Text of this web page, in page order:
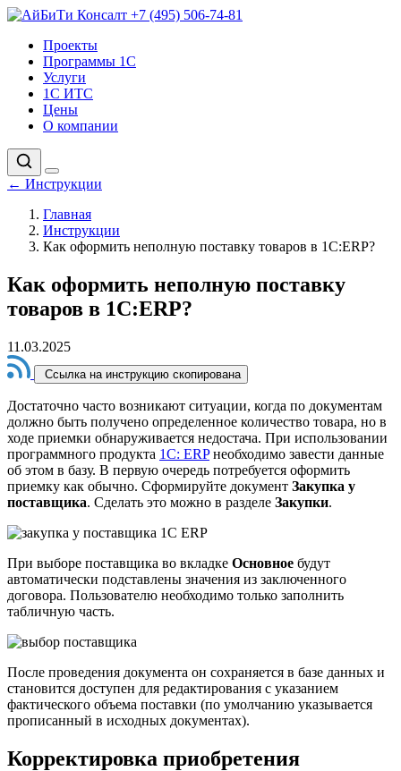
+7 (495) 506-74-81
Проекты
Программы 1С
Услуги
1С ИТС
Цены
О компании
← Инструкции
Главная
Инструкции
Как оформить неполную поставку товаров в 1С:ERP?
Как оформить неполную поставку
товаров в 1С:ERP?
11.03.2025
Ссылка на инструкцию скопирована
Достаточно часто возникают ситуации, когда по документам
должно быть получено определенное количество товара, но в
ходе приемки обнаруживается недостача. При использовании
программного продукта 1С: ERPнеобходимо завести данные
об этом в базу. В первую очередь потребуется оформить
приемку как обычно. Сформируйте документ Закупка у
поставщика. Сделать это можно в разделе Закупки.
При выборе поставщика во вкладке Основное будут
автоматически подставлены значения из заключенного
договора. Пользователю необходимо только заполнить
табличную часть.
После проведения документа он сохраняется в базе данных и
становится доступен для редактирования с указанием
фактического объема поставки (по умолчанию указывается
прописанный в исходных документах).
Корректировка приобретения